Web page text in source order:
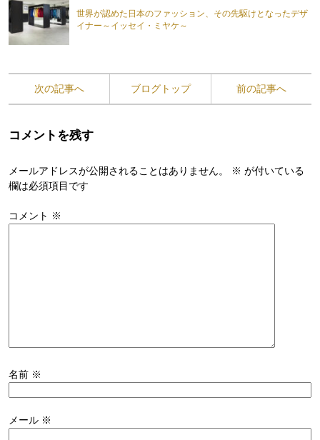
世界が認めた日本のファッション、その先駆けとなったデザ
イナー～イッセイ・ミヤケ～
次の記事へ ブログトップ 前の記事へ
コメントを残す
メールアドレスが公開されることはありません。 ※ が付いている
欄は必須項目です
コメント ※
名前 ※
メール ※